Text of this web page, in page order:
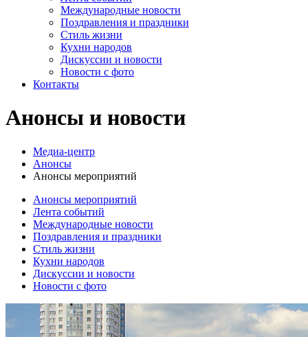
Международные новости
Поздравления и праздники
Cтиль жизни
Кухни народов
Дискуссии и новости
Новости с фото
Контакты
Анонсы и новости
Медиа-центр
Анонсы
Анонсы мероприятий
Анонсы мероприятий
Лента событий
Международные новости
Поздравления и праздники
Cтиль жизни
Кухни народов
Дискуссии и новости
Новости с фото